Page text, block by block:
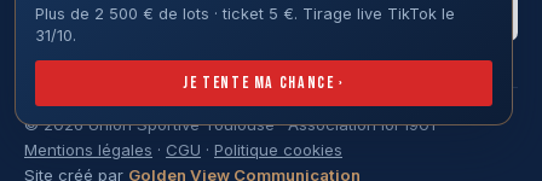
Plus de 2 500 € de lots · ticket 5 €. Tirage live TikTok le
31/10.
Je tente ma chance ›
© 2026 Union Sportive Toulouse · Association loi 1901
Mentions légales · CGU · Politique cookies
Site créé par Golden View Communication